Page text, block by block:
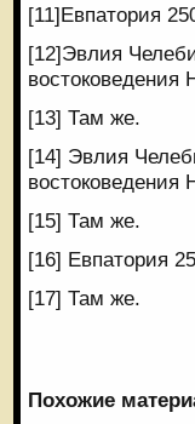
[11]Евпатория
[12]Эвлия
[13] Там же.
[14] Эвлия
[15] Там же.
[16] Евпатория
[17] Там же.
Похожие